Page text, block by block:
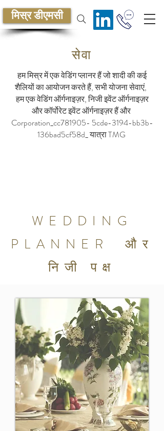
मिस्र डीएमसी
सेवा
हम मिस्र में एक वेडिंग प्लानर हैं जो शादी की कई
शैलियों का आयोजन करते हैं, सभी योजना सेवाएं,
हम एक वेडिंग ऑर्गनाइज़र, निजी इवेंट ऑर्गनाइज़र
और कॉर्पोरेट इवेंट ऑर्गनाइज़र हैं और
Corporation_cc781905- 5cde-3194-bb3b-
136bad5cf58d_ यात्रा TMG
WEDDING
PLANNER और
निजी पक्ष